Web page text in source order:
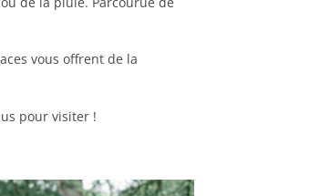
vous offrent de la
pour visiter !